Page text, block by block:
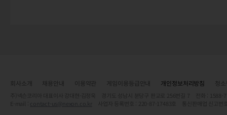
개인정보처리방침
contact-us@nexon.co.kr